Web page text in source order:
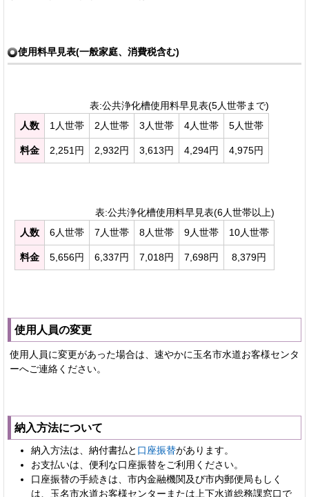
使用料早見表(一般家庭、消費税含む)
表:公共浄化槽使用料早見表(5人世帯まで)
人数
1人世帯 2人世帯 3人世帯 4人世帯 5人世帯
料金 2,251円 2,932円 3,613円 4,294円 4,975円
表:公共浄化槽使用料早見表(6人世帯以上)
人数
6人世帯 7人世帯 8人世帯 9人世帯 10人世帯
料金 5,656円 6,337円 7,018円 7,698円 8,379円
使用人員の変更
使用人員に変更があった場合は、速やかに玉名市水道お客様センタ
ーへご連絡ください。
納入方法について
納入方法は、納付書払と 口座振替があります。
お支払いは、便利な口座振替をご利用ください。
口座振替の手続きは、市内金融機関及び市内郵便局もしく
は、玉名市水道お客様センターまたは上下水道総務課窓口で